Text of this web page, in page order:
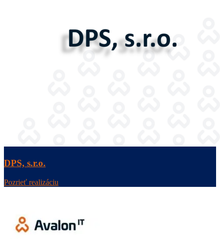
DPS, s.r.o.
Pozrieť realizáciu